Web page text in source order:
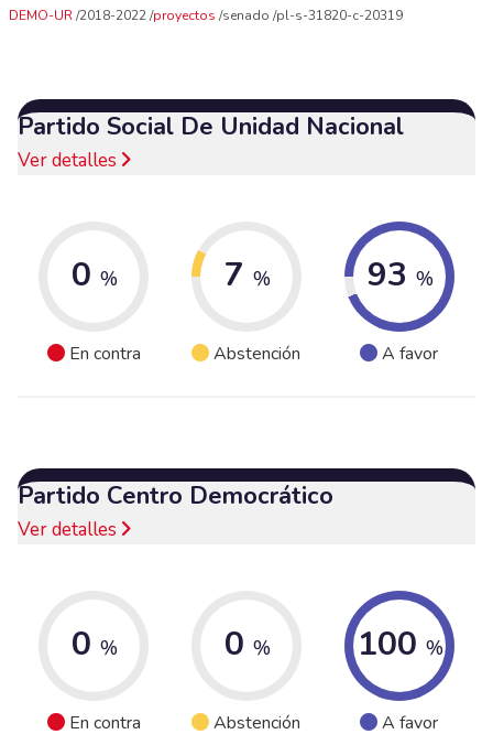
DEMO-UR 2018-2022 proyectos senado pl-s-31820-c-20319
Partido Social De Unidad Nacional
Ver detalles
0 %
En contra
7 %
Abstención
93 %
A favor
Partido Centro Democrático
Ver detalles
0 %
En contra
0 %
Abstención
100 %
A favor